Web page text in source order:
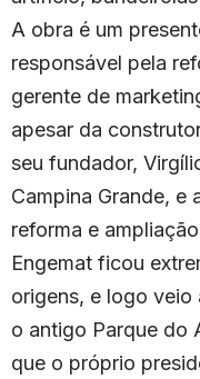
A obra é um
responsável pela
gerente de
apesar da
seu fundador,
Campina Grande, e
reforma e
Engemat ficou
origens, e logo veio
o antigo Parque do
que o próprio